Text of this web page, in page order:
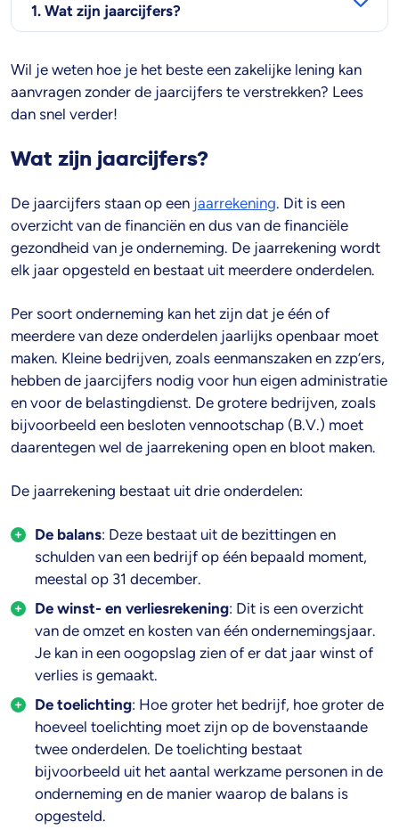
1. Wat zijn jaarcijfers?
Wil je weten hoe je het beste een zakelijke lening kan
aanvragen zonder de jaarcijfers te verstrekken? Lees
dan snel verder!
Wat zijn jaarcijfers?
De jaarcijfers staan op een jaarrekening. Dit is een
overzicht van de financiën en dus van de financiële
gezondheid van je onderneming. De jaarrekening wordt
elk jaar opgesteld en bestaat uit meerdere onderdelen.
Per soort onderneming kan het zijn dat je één of
meerdere van deze onderdelen jaarlijks openbaar moet
maken. Kleine bedrijven, zoals eenmanszaken en zzp’ers,
hebben de jaarcijfers nodig voor hun eigen administratie
en voor de belastingdienst. De grotere bedrijven, zoals
bijvoorbeeld een besloten vennootschap (B.V.) moet
daarentegen wel de jaarrekening open en bloot maken.
De jaarrekening bestaat uit drie onderdelen:
De balans: Deze bestaat uit de bezittingen en
schulden van een bedrijf op één bepaald moment,
meestal op 31 december.
De winst- en verliesrekening: Dit is een overzicht
van de omzet en kosten van één ondernemingsjaar.
Je kan in een oogopslag zien of er dat jaar winst of
verlies is gemaakt.
De toelichting: Hoe groter het bedrijf, hoe groter de
hoeveel toelichting moet zijn op de bovenstaande
twee onderdelen. De toelichting bestaat
bijvoorbeeld uit het aantal werkzame personen in de
onderneming en de manier waarop de balans is
opgesteld.